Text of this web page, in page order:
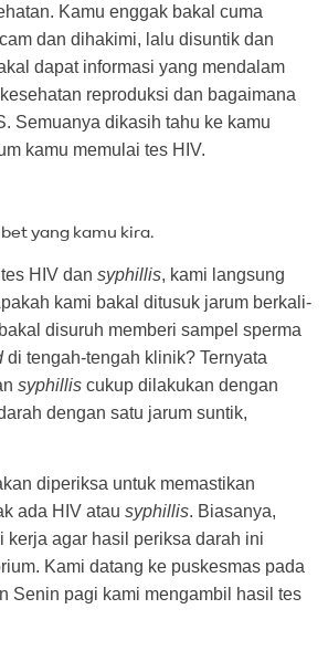
Kamu enggak bakal cuma
dan dihakimi, lalu disuntik dan
dapat informasi yang mendalam
reproduksi dan bagaimana
Semuanya dikasih tahu ke kamu
kamu memulai tes HIV.
yang kamu kira.
HIV dan syphillis, kami langsung
kami bakal ditusuk jarum berkali-
disuruh memberi sampel sperma
di tengah-tengah klinik? Ternyata
syphillis cukup dilakukan dengan
dengan satu jarum suntik,
diperiksa untuk memastikan
ada HIV atau syphillis. Biasanya,
kerja agar hasil periksa darah ini
Kami datang ke puskesmas pada
Senin pagi kami mengambil hasil tes